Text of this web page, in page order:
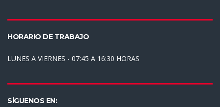
HORARIO DE TRABAJO
LUNES A VIERNES - 07:45 A 16:30 HORAS
SÍGUENOS EN: